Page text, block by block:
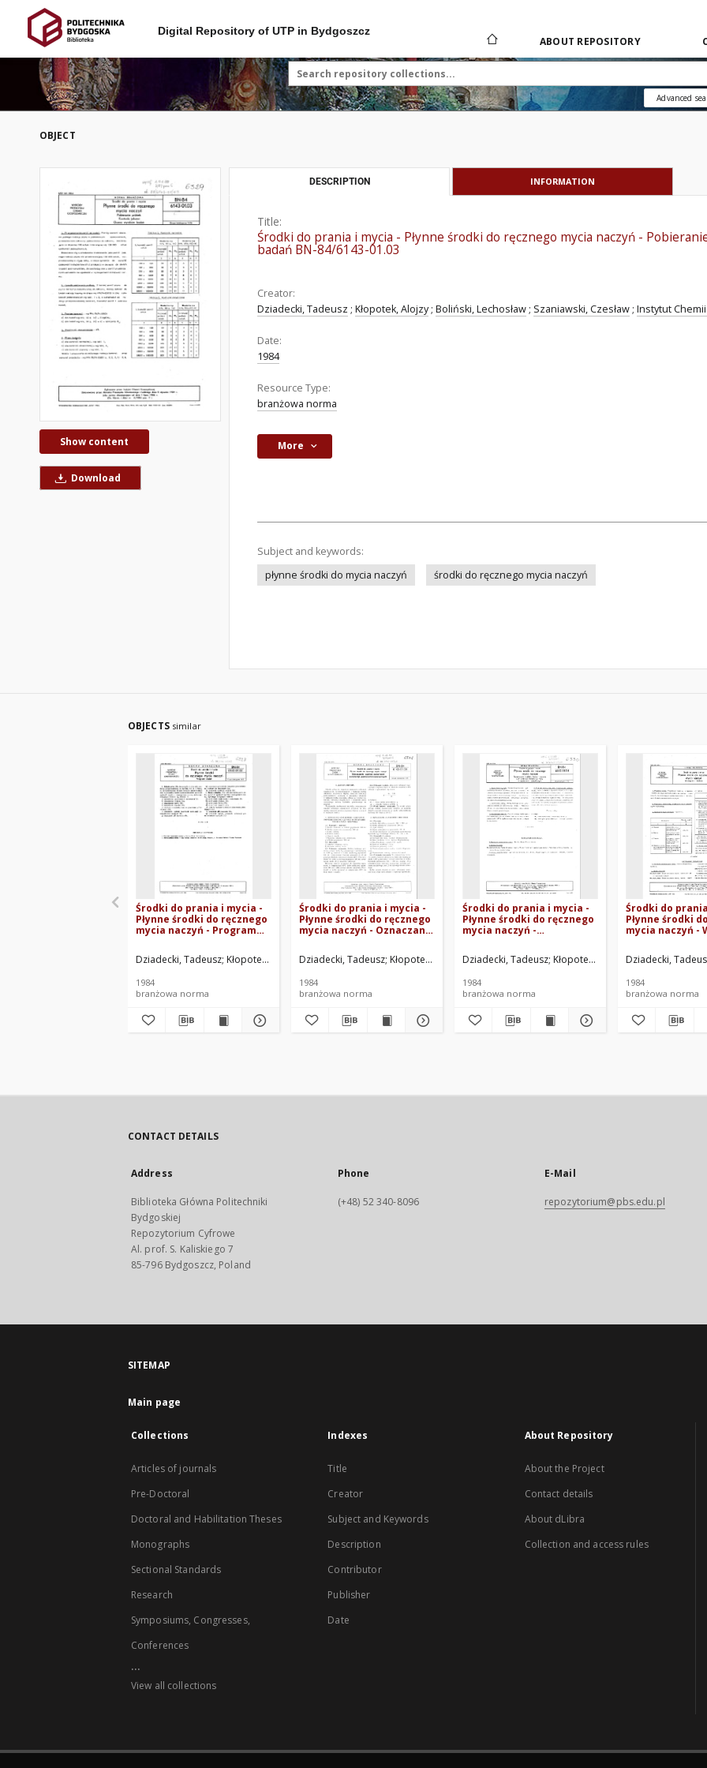
Digital Repository of UTP in Bydgoszcz
ABOUT REPOSITORY
Advanced
OBJECT
Show content
Download
DESCRIPTION INFORMATION
Title:
Środki do prania i mycia - Płynne środki do ręcznego mycia naczyń -
badań BN-84/6143-01.03
Creator:
Dziadecki, Tadeusz ; Kłopotek, Alojzy ; Boliński, Lechosław ; Szaniawski, Czesław ; Instytut
Date:
1984
Resource Type:
branżowa norma
More
Subject and keywords:
płynne środki do mycia naczyń
środki do ręcznego mycia naczyń
OBJECTS similar
Środki do prania i mycia -
Płynne środki do ręcznego
mycia naczyń - Program
Dziadecki, Tadeusz Kłopotek, Alojzy Boliński, Lechosław Szaniawski, Czesław Instytut Chemii Przemysłowej. Oprac.
1984
branżowa norma
Środki do prania i mycia -
Płynne środki do ręcznego
mycia naczyń - Oznaczanie
substancji
powierzchniowoczynnych
Dziadecki, Tadeusz Kłopotek, Alojzy Boliński, Lechosław Szaniawski, Czesław Instytut
1984
branżowa norma
Środki do prania i mycia -
Płynne środki do ręcznego
mycia naczyń -
barwy i zapachu oraz
ustalenie rzeczywistej
jednostkowym BN-84/6143-
01.04
Dziadecki, Tadeusz Kłopotek, Alojzy Boliński,
1984
branżowa norma
Środki do
Płynne środki
mycia naczyń -
Dziadecki,
1984
branżowa norma
CONTACT DETAILS
Address
Biblioteka Główna Politechniki
Bydgoskiej
Repozytorium Cyfrowe
Al. prof. S. Kaliskiego 7
85-796 Bydgoszcz, Poland
Phone
(+48) 52 340-8096
E-Mail
repozytorium@pbs.edu.pl
SITEMAP
Main page
Collections
Articles of journals
Pre-Doctoral
Doctoral and Habilitation Theses
Monographs
Sectional Standards
Research
Symposiums, Congresses,
Conferences
...
View all collections
Indexes
Title
Creator
Subject and Keywords
Description
Contributor
Publisher
Date
About Repository
About the Project
Contact details
About dLibra
Collection and access rules